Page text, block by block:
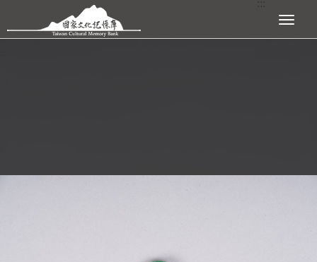
跳到主要內容區塊 展開選單